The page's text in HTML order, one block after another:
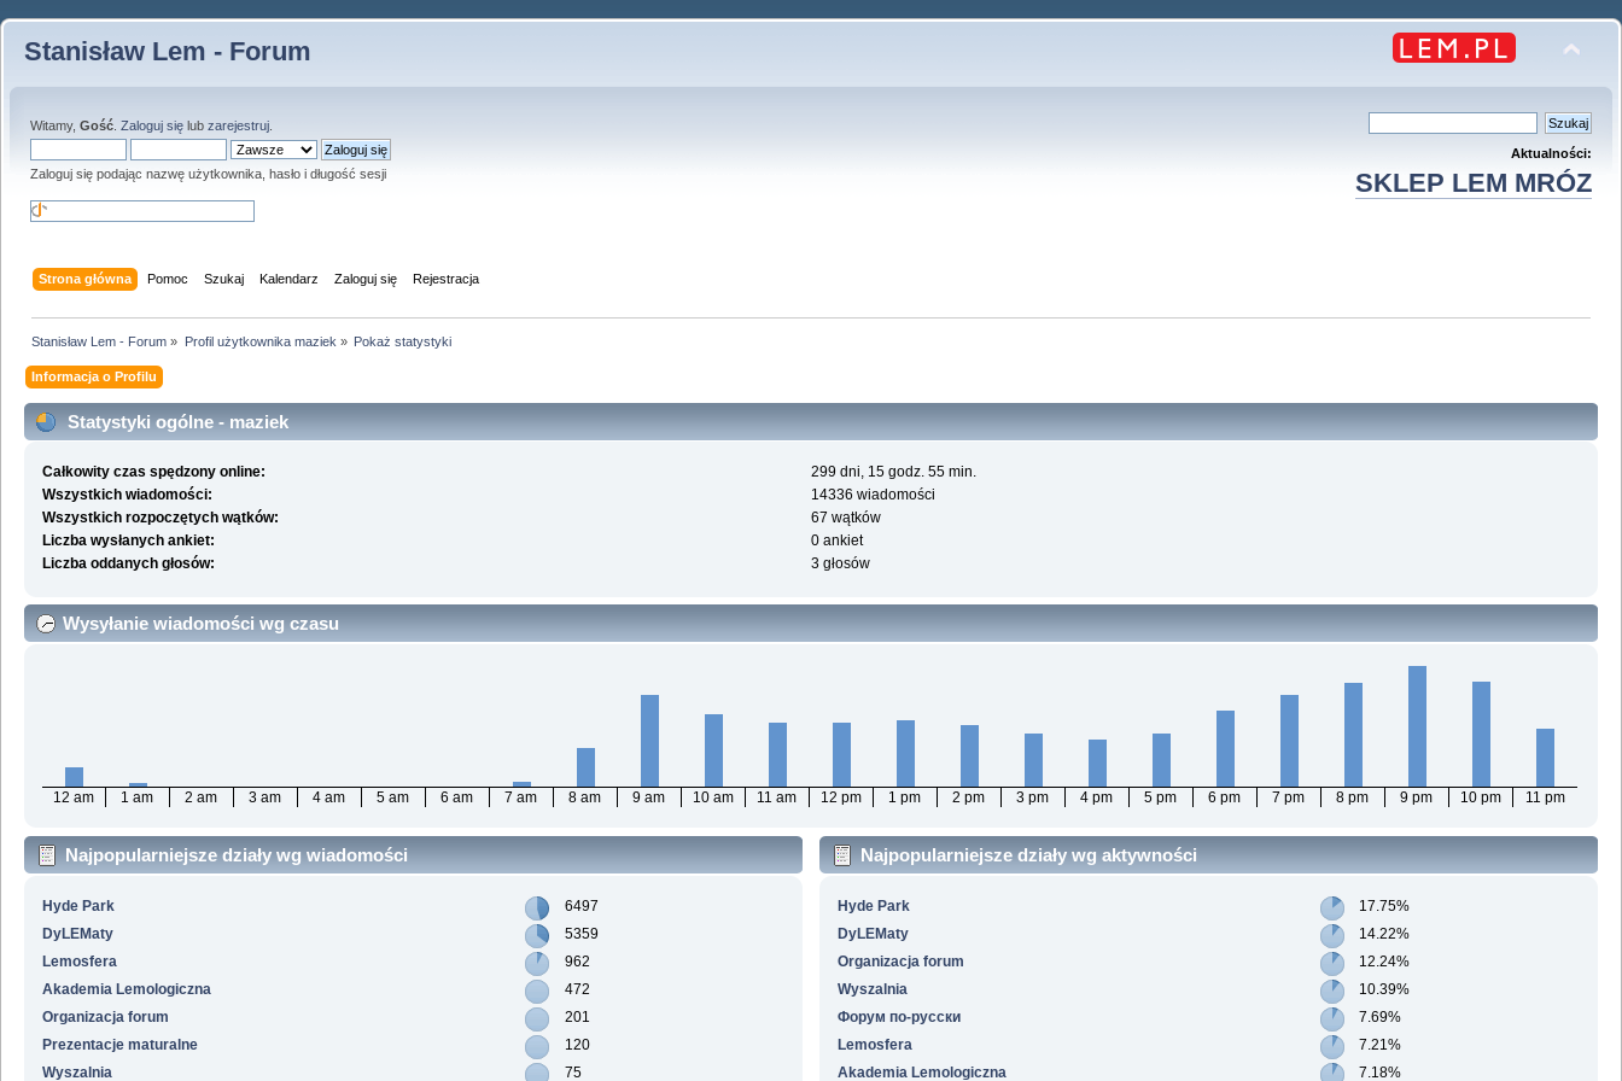
Stanisław Lem - Forum
Witamy, Gość Zaloguj się lub zarejestruj
Zaloguj się podając nazwę użytkownika, hasło i długość sesji
Aktualności:
SKLEP LEM MRÓZ
Strona główna Pomoc Szukaj Kalendarz Zaloguj się Rejestracja
Stanisław Lem - Forum » Profil użytkownika maziek » Pokaż statystyki
Informacja o Profilu
Statystyki ogólne - maziek
Całkowity czas spędzony online:
299 dni, 15 godz. 55 min.
Wszystkich wiadomości:
14336 wiadomości
Wszystkich rozpoczętych wątków:
67 wątków
Liczba wysłanych ankiet:
0 ankiet
Liczba oddanych głosów:
3 głosów
Wysyłanie wiadomości wg czasu
12 am 1 am 2 am 3 am 4 am 5 am 6 am 7 am 8 am 9 am 10 am 11 am 12 pm 1 pm 2 pm 3 pm 4 pm 5 pm 6 pm 7 pm 8 pm 9 pm 10 pm 11 pm
Najpopularniejsze działy wg wiadomości
Hyde Park
6497
DyLEMaty
5359
Lemosfera
962
Akademia Lemologiczna
472
Organizacja forum
201
Prezentacje maturalne
120
Wyszalnia
75
Najpopularniejsze działy wg aktywności
Hyde Park
17.75%
DyLEMaty
14.22%
Organizacja forum
12.24%
Wyszalnia
10.39%
Форум по-русски
7.69%
Lemosfera
7.21%
Akademia Lemologiczna
7.18%